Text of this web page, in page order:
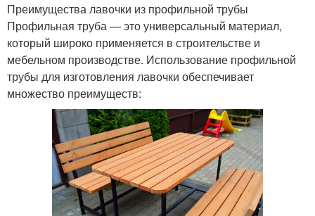
Преимущества лавочки из профильной трубы
Профильная труба — это универсальный материал,
который широко применяется в строительстве и
мебельном производстве. Использование профильной
трубы для изготовления лавочки обеспечивает
множество преимуществ: